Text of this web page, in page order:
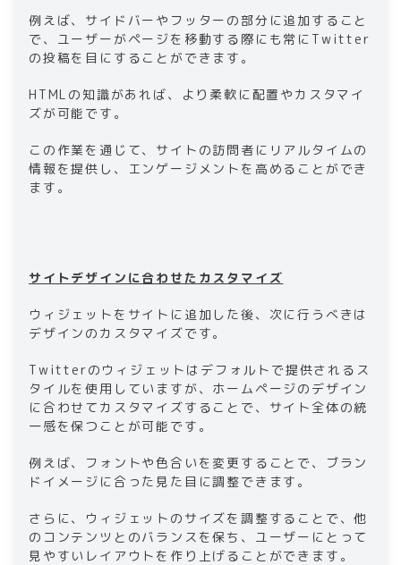
例えば、サイドバーやフッターの部分に追加すること
で、ユーザーがページを移動する際にも常にTwitter
の投稿を目にすることができます。
HTMLの知識があれば、より柔軟に配置やカスタマイ
ズが可能です。
この作業を通じて、サイトの訪問者にリアルタイムの
情報を提供し、エンゲージメントを高めることができ
ます。
サイトデザインに合わせたカスタマイズ
ウィジェットをサイトに追加した後、次に行うべきは
デザインのカスタマイズです。
Twitterのウィジェットはデフォルトで提供されるス
タイルを使用していますが、ホームページのデザイン
に合わせてカスタマイズすることで、サイト全体の統
一感を保つことが可能です。
例えば、フォントや色合いを変更することで、ブラン
ドイメージに合った見た目に調整できます。
さらに、ウィジェットのサイズを調整することで、他
のコンテンツとのバランスを保ち、ユーザーにとって
見やすいレイアウトを作り上げることができます。